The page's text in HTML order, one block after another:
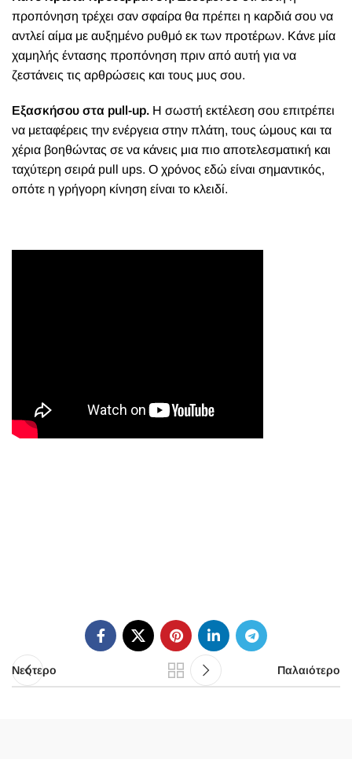
προπόνηση τρέχει σαν σφαίρα θα πρέπει η καρδιά σου να
αντλεί αίμα με αυξημένο ρυθμό εκ των προτέρων. Κάνε μία
χαμηλής έντασης προπόνηση πριν από αυτή για να
ζεστάνεις τις αρθρώσεις και τους μυς σου.
Εξασκήσου στα pull-up. Η σωστή εκτέλεση σου επιτρέπει
να μεταφέρεις την ενέργεια στην πλάτη, τους ώμους και τα
χέρια βοηθώντας σε να κάνεις μια πιο αποτελεσματική και
ταχύτερη σειρά pull ups. Ο χρόνος εδώ είναι σημαντικός,
οπότε η γρήγορη κίνηση είναι το κλειδί.
Νεότερο Παλαιότερο